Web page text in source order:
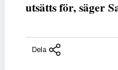
utsätts för, säger
Dela